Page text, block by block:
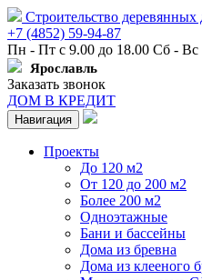
Строительство деревянных
+7 (4852) 59-94-87
Пн - Пт с 9.00 до 18.00 Сб - Вс
Ярославль
Заказать звонок
ДОМ В КРЕДИТ
Навигация
Проекты
До 120 м2
От 120 до 200 м2
Более 200 м2
Одноэтажные
Бани и бассейны
Дома из бревна
Дома из клееного